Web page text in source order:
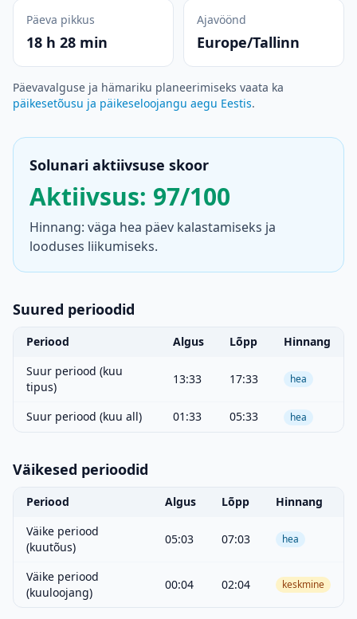
Päeva pikkus
18 h 28 min
Ajavöönd
Europe/Tallinn
Päevavalguse ja hämariku planeerimiseks vaata ka
päikesetõusu ja päikeseloojangu aegu Eestis.
Solunari aktiivsuse skoor
Aktiivsus: 97/100
Hinnang: väga hea päev kalastamiseks ja
looduses liikumiseks.
Suured perioodid
Periood Algus Lõpp
Hinnang
Suur periood (kuu
tipus)
13:33 17:33 hea
Suur periood (kuu all) 01:33 05:33 hea
Väikesed perioodid
Periood Algus Lõpp
Hinnang
Väike periood
(kuutõus)
05:03 07:03 hea
Väike periood
(kuuloojang)
00:04 02:04 keskmine